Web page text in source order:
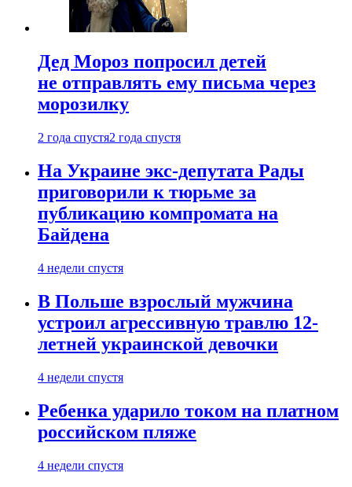
Дед Мороз попросил детей
не отправлять ему письма через
морозилку
2 года спустя2 года спустя
На Украине экс-депутата Рады
приговорили к тюрьме за
публикацию компромата на
Байдена
4 недели спустя
В Польше взрослый мужчина
устроил агрессивную травлю 12-
летней украинской девочки
4 недели спустя
Ребенка ударило током на платном
российском пляже
4 недели спустя